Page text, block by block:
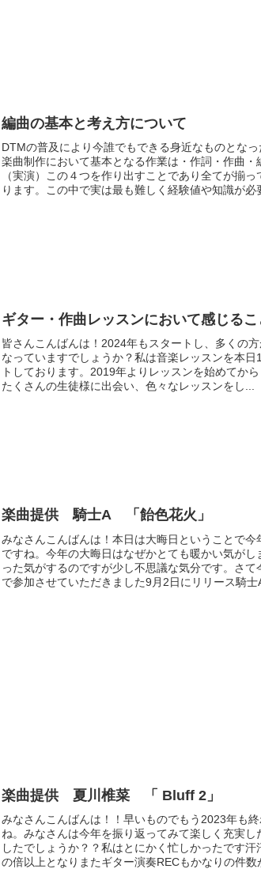
編曲の基本と考え方について
DTMの普及により今誰でもできる身近なものとな
楽曲制作において基本となる作業は・作詞・作曲・
（実演）この４つを作り出すことであり全てが揃
ります。この中で実は最も難しく経験値や知識が必
ギター・作曲レッスンにおいて感じるこ
皆さんこんばんは！2024年もスタートし、多くの
なっていますでしょうか？私は音楽レッスンを本日
トしております。2019年よりレッスンを始めてか
たくさんの生徒様に出会い、色々なレッスンをし...
楽曲提供 騎士A 「飴色花火」
みなさんこんばんは！本日は大晦日ということで今
ですね。今年の大晦日はなぜかとても暖かい気がし
った気がするのですが少し不思議な気分です。さて
で参加させていただきました9月2日にリリース騎士
楽曲提供 夏川椎菜 「 Bluff 2」
みなさんこんばんは！！早いものでもう2023年も
ね。みなさんは今年を振り返ってみて楽しく充実し
したでしょうか？？私はとにかく忙しかったです汗
の倍以上となりまたギター演奏RECもかなりの件数